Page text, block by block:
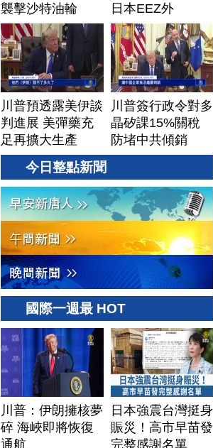
襲擊沙特油輪
日本EEZ外
川普預透露美伊談
判進展 美彈藥充
足再擴大生產
川普簽行政令對多
晶矽課15%關稅
防堵中共傾銷
今日整點新聞
國際一週最 HOT
川普：伊朗擁核夢
碎 海峽即將恢復
通航
日本強震台灣挺身
賑災！高市早苗發
完整感謝名單